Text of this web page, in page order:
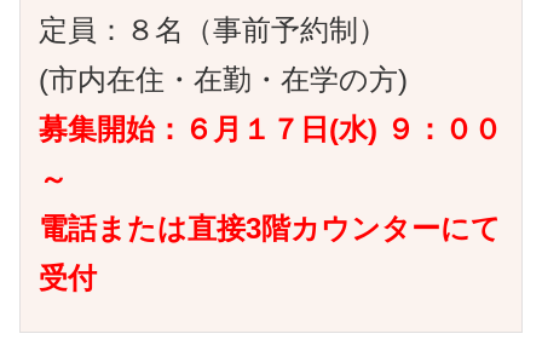
定員：８名（事前予約制）
(市内在住・在勤・在学の方)
募集開始：６月１７日(水) ９：００
～
電話または直接3階カウンターにて
受付